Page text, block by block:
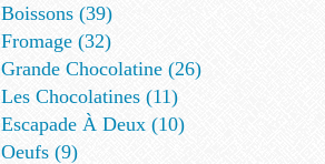
Boissons (39)
Fromage (32)
Grande Chocolatine (26)
Les Chocolatines (11)
Escapade À Deux (10)
Oeufs (9)